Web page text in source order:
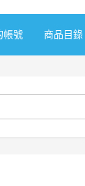
帳號 商品目錄